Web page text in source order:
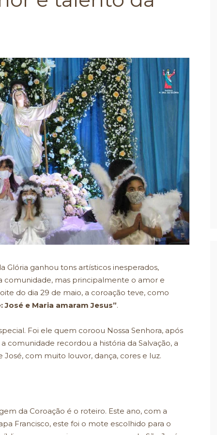
Glória ganhou tons artísticos inesperados,
comunidade, mas principalmente o amor e
do dia 29 de maio, a coroação teve, como
José e Maria amaram Jesus”.
Foi ele quem coroou Nossa Senhora, após
comunidade recordou a história da Salvação, a
José, com muito louvor, dança, cores e luz.
da Coroação é o roteiro. Este ano, com a
Francisco, este foi o mote escolhido para o